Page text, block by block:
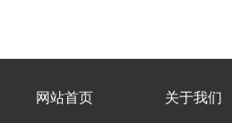
网站首页 关于我们